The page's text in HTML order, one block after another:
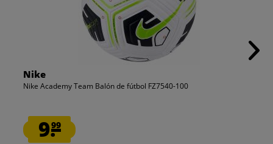
Nike
Nike Academy Team Balón de fútbol FZ7540-100
9.99